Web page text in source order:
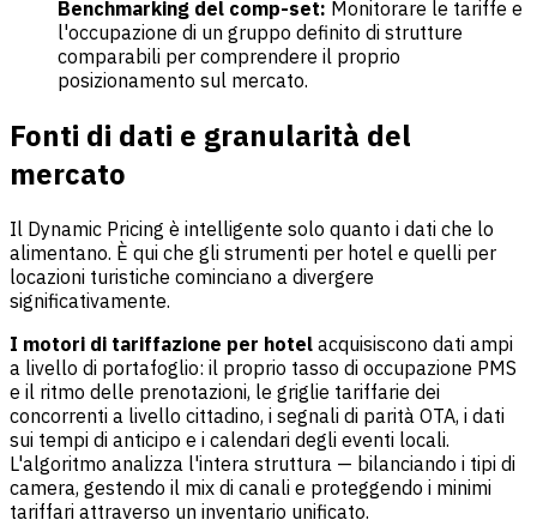
Benchmarking del comp-set: Monitorare le tariffe e
l'occupazione di un gruppo definito di strutture
comparabili per comprendere il proprio
posizionamento sul mercato.
Fonti di dati e granularità del
mercato
Il Dynamic Pricing è intelligente solo quanto i dati che lo
alimentano. È qui che gli strumenti per hotel e quelli per
locazioni turistiche cominciano a divergere
significativamente.
I motori di tariffazione per hotel acquisiscono dati ampi
a livello di portafoglio: il proprio tasso di occupazione PMS
e il ritmo delle prenotazioni, le griglie tariffarie dei
concorrenti a livello cittadino, i segnali di parità OTA, i dati
sui tempi di anticipo e i calendari degli eventi locali.
L'algoritmo analizza l'intera struttura — bilanciando i tipi di
camera, gestendo il mix di canali e proteggendo i minimi
tariffari attraverso un inventario unificato.